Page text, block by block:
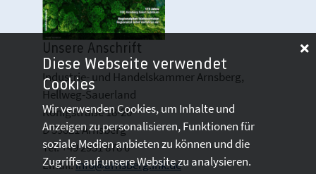
Unsere Anschrift
Industrie- und Handelskammer Arnsberg,
Hellweg-Sauerland
Königstraße 18-20
D 59821 Arnsberg
Tel: +49 2931 878 0
Email:info@arnsberg.ihk.de
Diese Webseite verwendet
Cookies
Wir verwenden Cookies, um Inhalte und
Anzeigen zu personalisieren, Funktionen für
soziale Medien anbieten zu können und die
Zugriffe auf unsere Website zu analysieren.